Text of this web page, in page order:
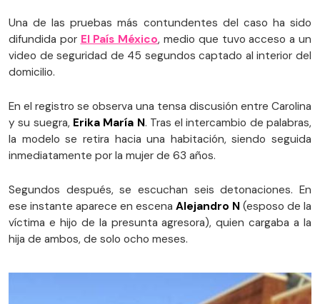
Una de las pruebas más contundentes del caso ha sido
difundida por El País México, medio que tuvo acceso a un
video de seguridad de 45 segundos captado al interior del
domicilio.
En el registro se observa una tensa discusión entre Carolina
y su suegra, Erika María N. Tras el intercambio de palabras,
la modelo se retira hacia una habitación, siendo seguida
inmediatamente por la mujer de 63 años.
Segundos después, se escuchan seis detonaciones. En
ese instante aparece en escena Alejandro N (esposo de la
víctima e hijo de la presunta agresora), quien cargaba a la
hija de ambos, de solo ocho meses.